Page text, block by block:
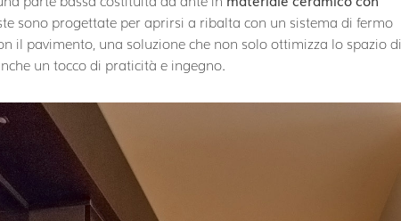
sono progettate per aprirsi a ribalta con un sistema di fermo
il pavimento, una soluzione che non solo ottimizza lo spazio di
un tocco di praticità e ingegno.